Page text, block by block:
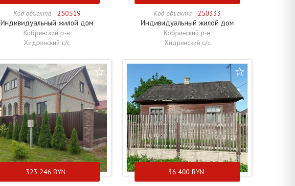
Код объекта - 250519
Индивидуальный жилой дом
Кобринский р-н
Хидринский с/с
Код объекта - 250333
Индивидуальный жилой дом
Кобринский р-н
Хидринский с/с
323 246 BYN 36 400 BYN